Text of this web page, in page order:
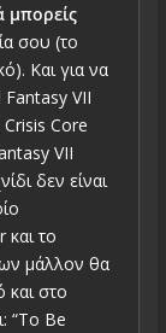
μπορείς
σου (το
Και για να
Fantasy VII
Crisis Core
VII
δεν είναι
και το
μάλλον θα
και στο
“To Be